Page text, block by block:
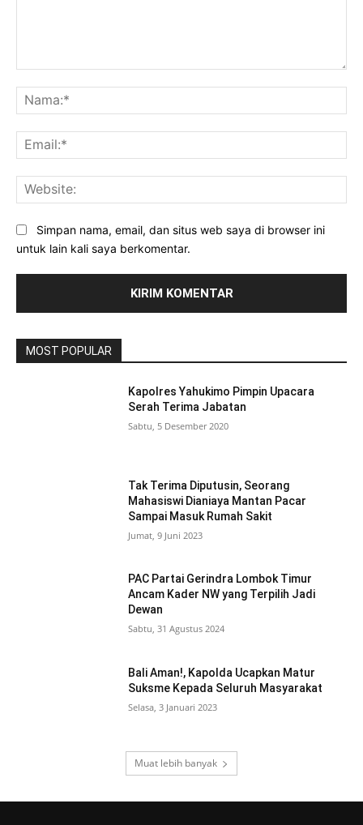
Simpan nama, email, dan situs web saya di browser ini
untuk lain kali saya berkomentar.
MOST POPULAR
Kapolres Yahukimo Pimpin Upacara
Serah Terima Jabatan
Sabtu, 5 Desember 2020
Tak Terima Diputusin, Seorang
Mahasiswi Dianiaya Mantan Pacar
Sampai Masuk Rumah Sakit
Jumat, 9 Juni 2023
PAC Partai Gerindra Lombok Timur
Ancam Kader NW yang Terpilih Jadi
Dewan
Sabtu, 31 Agustus 2024
Bali Aman!, Kapolda Ucapkan Matur
Suksme Kepada Seluruh Masyarakat
Selasa, 3 Januari 2023
Muat lebih banyak